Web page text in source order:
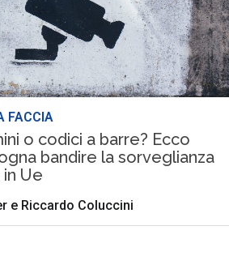
FACCIA
o codici a barre? Ecco
bandire la sorveglianza
Ue
e Riccardo Coluccini